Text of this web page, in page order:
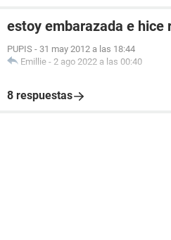
estoy embarazada e hice
PUPIS - 31 may 2012 a las 18:44
Emillie - 2 ago 2022 a las 00:40
8 respuestas